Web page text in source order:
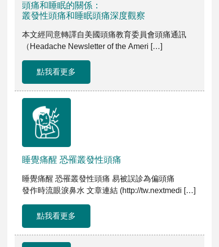
頭痛和睡眠的關係：
叢發性頭痛和睡眠頭痛深度觀察
本文經同意轉譯自美國頭痛教育委員會頭痛通訊
（Headache Newsletter of the Ameri […]
點我看更多
睡覺痛醒 恐罹叢發性頭痛
睡覺痛醒 恐罹叢發性頭痛 易被誤診為偏頭痛
發作時流眼淚鼻水 文章連結 (http://tw.nextmedi […]
點我看更多